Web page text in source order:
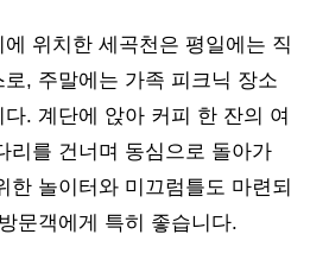
위치한 세곡천은 평일에는 직
, 주말에는 가족 피크닉 장소
. 계단에 앉아 커피 한 잔의 여
리를 건너며 동심으로 돌아가
한 놀이터와 미끄럼틀도 마련되
문객에게 특히 좋습니다.